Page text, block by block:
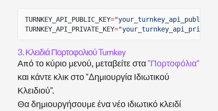
TURNKEY_API_PUBLIC_KEY=
TURNKEY_API_PRIVATE_KEY=
3. Κλειδιά Πορτοφολιού Turnkey
Από το κύριο μενού, μεταβείτε στα"Πορτοφόλια"
και κάντε κλικ στο "Δημιουργία Ιδιωτικού
Κλειδιού".
Θα δημιουργήσουμε ένα νέο ιδιωτικό κλειδί